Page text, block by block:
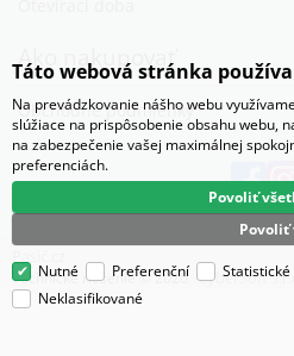
Ako nakupovať
Obchodné podmienky
Technické riešenie © 2026 CyberSoft
Táto webová stránka
Na prevádzkovanie nášho webu
slúžiace na prispôsobenie obsahu webu,
na zabezpečenie vašej maximálnej
preferenciách.
Povoliť
Nutné Preferenční Statistické
Neklasifikované